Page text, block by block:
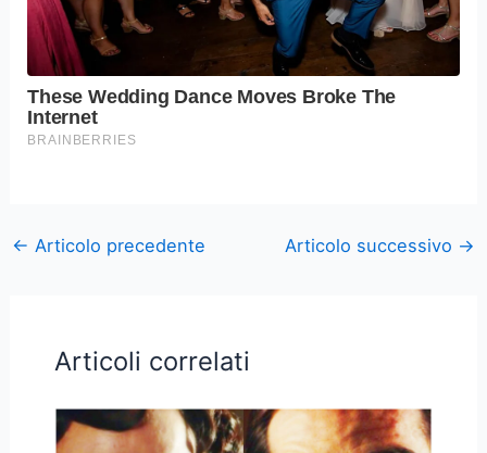
← Articolo precedente Articolo successivo →
Articoli correlati